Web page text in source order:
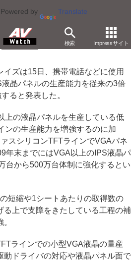
Powered by Translate
検索 Impressサイト
晶を月産500万台に増強
スラインでの生産により
ズは15日、携帯電話などに使用
晶パネルの生産能力を従来の3倍
ると発表した。
の液晶パネルを生産している低
ンの生産能力を増強するのに加
スシリコンTFTラインでVGAパネ
年末までにはVGA以上のIPS液晶パ
台から500万台体制に強化するとい
短縮や1シートあたりの取得数の
る上で支障をきたしている工程の補
ラインでの小型VGA液晶の量産
動ドライバの対応や液晶パネル面で